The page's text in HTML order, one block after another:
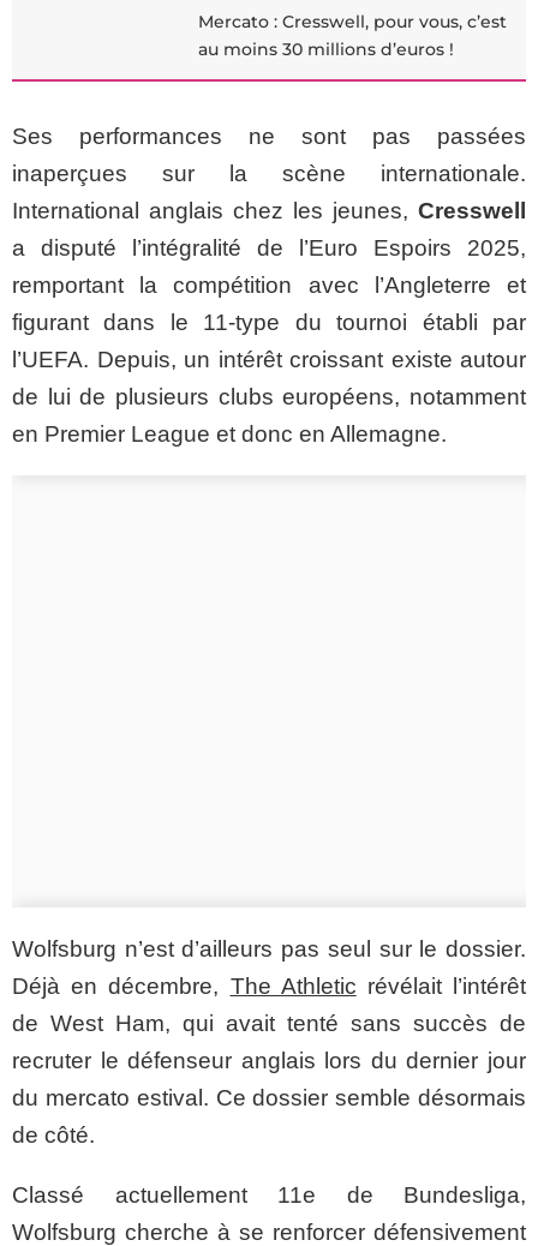
Mercato : Cresswell, pour vous, c’est
au moins 30 millions d’euros !
Ses performances ne sont pas passées
inaperçues sur la scène internationale.
International anglais chez les jeunes, Cresswell
a disputé l’intégralité de l’Euro Espoirs 2025,
remportant la compétition avec l’Angleterre et
figurant dans le 11-type du tournoi établi par
l’UEFA. Depuis, un intérêt croissant existe autour
de lui de plusieurs clubs européens, notamment
en Premier League et donc en Allemagne.
Wolfsburg n’est d’ailleurs pas seul sur le dossier.
Déjà en décembre, The Athletic révélait l’intérêt
de West Ham, qui avait tenté sans succès de
recruter le défenseur anglais lors du dernier jour
du mercato estival. Ce dossier semble désormais
de côté.
Classé actuellement 11e de Bundesliga,
Wolfsburg cherche à se renforcer défensivement